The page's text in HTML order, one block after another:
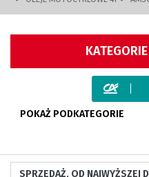
POKAŻ PODKATEGORIE